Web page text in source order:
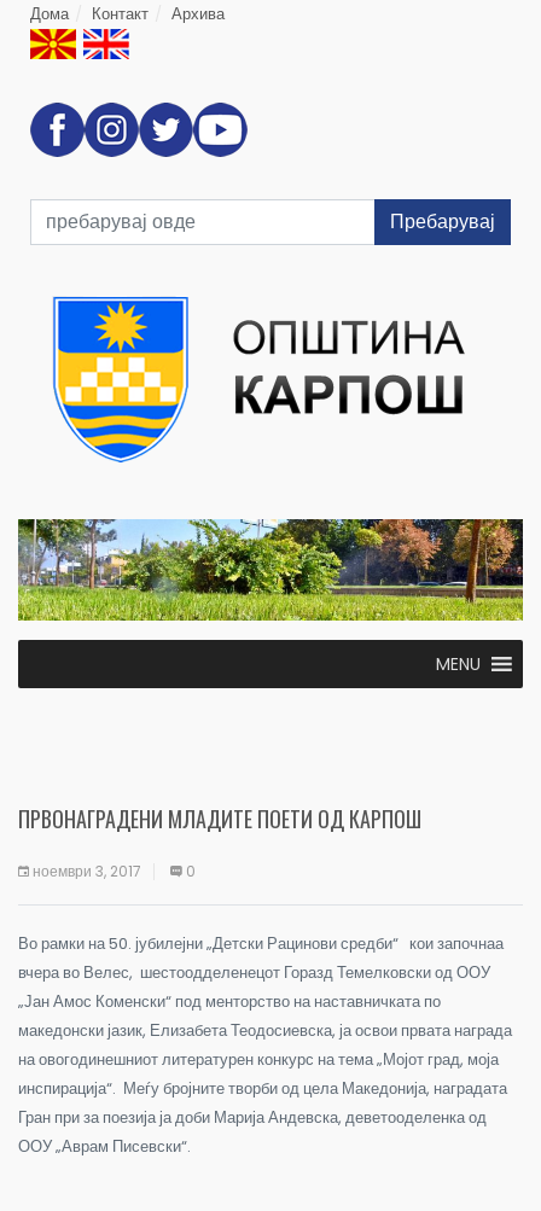
Дома Контакт Архива
Пребарувај
MENU
ПРВОНАГРАДЕНИ МЛАДИТЕ ПОЕТИ ОД КАРПОШ
ноември 3, 2017 0
Во рамки на 50. јубилејни „Детски Рацинови средби“ кои започнаа
вчера во Велес, шестоодделенецот Горазд Темелковски од ООУ
„Јан Амос Коменски“ под менторство на наставничката по
македонски јазик, Елизабета Теодосиевска, ја освои првата награда
на овогодинешниот литературен конкурс на тема „Мојот град, моја
инспирација“. Меѓу бројните творби од цела Македонија, наградата
Гран при за поезија ја доби Марија Андевска, деветооделенка од
ООУ „Аврам Писевски“.